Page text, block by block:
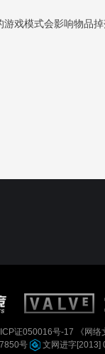
游戏模式会影响物品
证050016号-17
《网
号
文网进字[2013]